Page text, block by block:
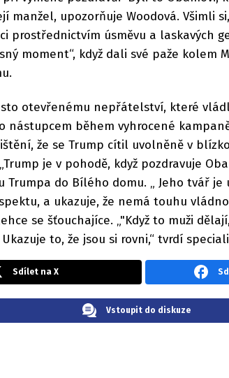
manžel, upozorňuje Woodová. Všimli
prostřednictvím úsměvu a laskavých
moment“, když dali své paže kolem
otevřenému nepřátelství, které
nástupcem během vyhrocené
že se Trump cítil uvolněně v
je v pohodě, když pozdravuje
Trumpa do Bílého domu. „ Jeho tvář je
a ukazuje, že nemá touhu
se šťouchajíce. „"Když to muži
to, že jsou si rovni,“ tvrdí
Sdílet na X
Vstoupit do diskuze